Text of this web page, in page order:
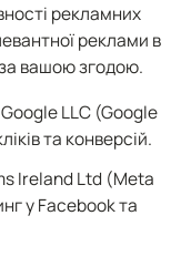
рекламних
реклами в
вашою згодою.
LLC (Google
та конверсій.
Ireland Ltd (Meta
у Facebook та